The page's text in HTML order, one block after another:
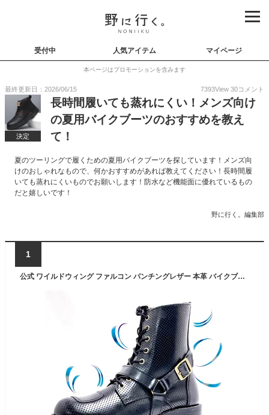
受付中 人気アイテム マイページ
本ページはプロモーションを含みます
最終更新日：2026/06/15 7393View 30コメント
決定
長時間履いても蒸れにくい！メンズ向け
の夏用バイクブーツのおすすめを教え
て！
夏のツーリングで履くための夏用バイクブーツを探しています！メンズ向
けのおしゃれなもので、何かおすすめがあれば教えてください！長時間履
いても蒸れにくいものでお願いします！防水など機能面に優れているもの
だと嬉しいです！
野に行く。編集部
1
公式 ワイルドウィング ファルコン パンチングレザー 本革 バイクブーツ 【ブラック】 黒 送料無料 ライダー バイカー 牛革 WILDWING春 夏 秋 シーズン 通気性 メンズ レディース デイリー 普段履き サイドファスナー オシャレ シフトチェンジ 操作性